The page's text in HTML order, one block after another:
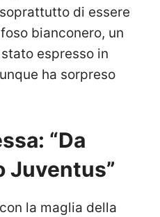
di essere
bianconero, un
espresso in
ha sorpreso
“Da
Juventus”
la maglia della